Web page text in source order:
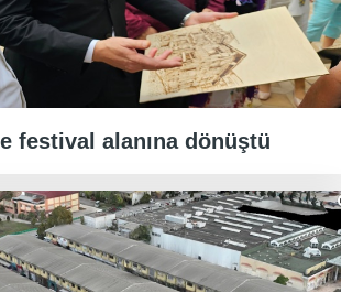
festival alanına dönüştü